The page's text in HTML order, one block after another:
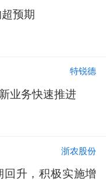
预期
特锐德
业务快速推进
浙农股份
升，积极实施增